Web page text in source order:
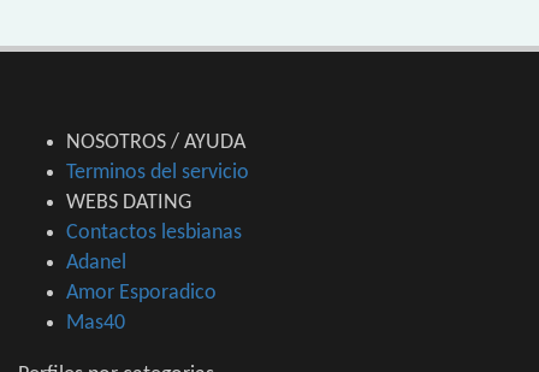
NOSOTROS / AYUDA
Terminos del servicio
WEBS DATING
Contactos lesbianas
Adanel
Amor Esporadico
Mas40